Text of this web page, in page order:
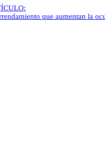
que aumentan la